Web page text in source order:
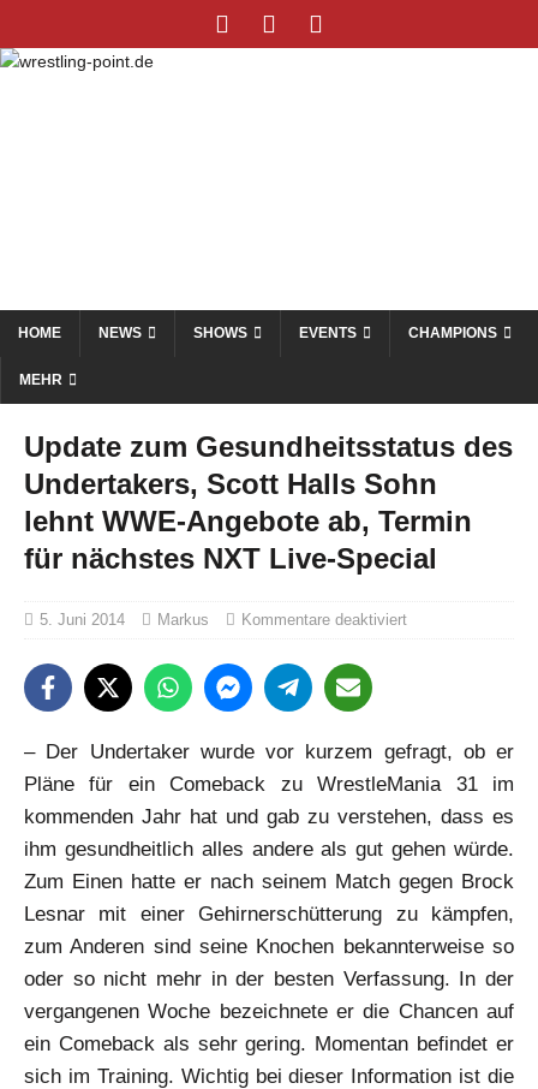
HOME NEWS SHOWS EVENTS CHAMPIONS
MEHR
Update zum Gesundheitsstatus des
Undertakers, Scott Halls Sohn
lehnt WWE-Angebote ab, Termin
für nächstes NXT Live-Special
5. Juni 2014 Markus Kommentare deaktiviert
– Der Undertaker wurde vor kurzem gefragt, ob er
Pläne für ein Comeback zu WrestleMania 31 im
kommenden Jahr hat und gab zu verstehen, dass es
ihm gesundheitlich alles andere als gut gehen würde.
Zum Einen hatte er nach seinem Match gegen Brock
Lesnar mit einer Gehirnerschütterung zu kämpfen,
zum Anderen sind seine Knochen bekannterweise so
oder so nicht mehr in der besten Verfassung. In der
vergangenen Woche bezeichnete er die Chancen auf
ein Comeback als sehr gering. Momentan befindet er
sich im Training. Wichtig bei dieser Information ist die